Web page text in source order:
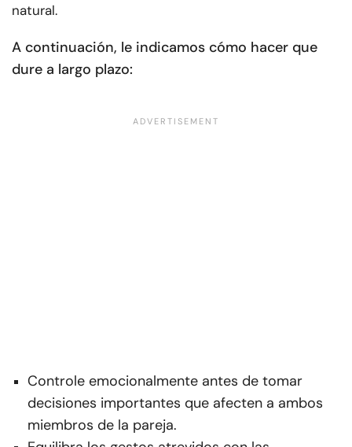
natural.
A continuación, le indicamos cómo hacer que
dure a largo plazo:
Controle emocionalmente antes de tomar
decisiones importantes que afecten a ambos
miembros de la pareja.